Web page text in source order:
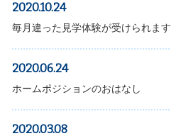
2020.10.24
毎月違った見学体験が受けられます
2020.06.24
ホームポジションのおはなし
2020.03.08